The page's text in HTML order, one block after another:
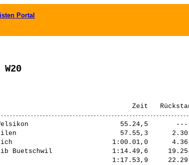
Portal
Welsikon                       55.24,5
57.55,3
1:00.01,0
Buetschwil               1:14.49,6
1:17.53,9     22.29,4